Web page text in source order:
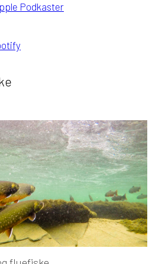
Podkaster